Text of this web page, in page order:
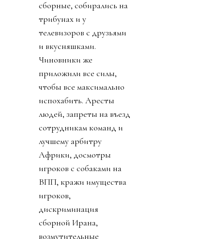
сборные, собирались на
трибунах и у
телевизоров с друзьями
и вкусняшками.
Чиновники же
приложили все силы,
чтобы все максимально
испохабить. Аресты
людей, запреты на въезд
сотрудникам команд и
лучшему арбитру
Африки, досмотры
игроков с собаками на
ВПП, кражи имущества
игроков,
дискриминация
сборной Ирана,
возмутительные